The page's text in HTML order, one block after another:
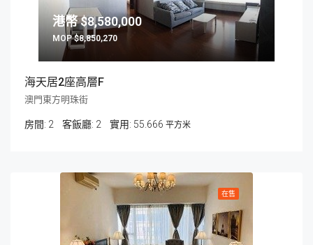
$8,580,000
$8,850,270
海天居2座高層F
澳門東方明珠街
房間: 2 客飯廳: 2 55.666 平方米
在售